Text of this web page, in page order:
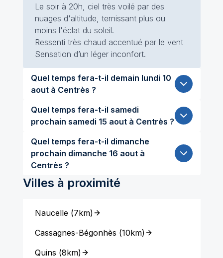
Le soir à 20h, ciel très voilé par des
nuages d'altitude, ternissant plus ou
moins l'éclat du soleil.
Ressenti très chaud accentué par le vent
Sensation d’un léger inconfort.
Quel temps fera-t-il demain lundi 10
aout à Centrès ?
Quel temps fera-t-il samedi
prochain samedi 15 aout à Centrès ?
Quel temps fera-t-il dimanche
prochain dimanche 16 aout à
Centrès ?
Villes à proximité
Naucelle(7km)
Cassagnes-Bégonhès (10km)
Quins (8km)